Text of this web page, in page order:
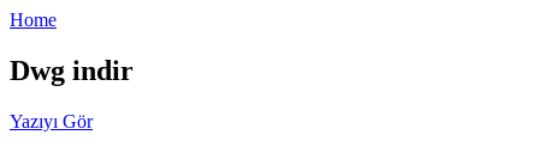
Home
Dwg indir
Yazıyı Gör